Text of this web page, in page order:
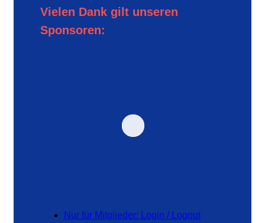
Vielen Dank gilt unseren
Sponsoren:
Nur für Mitglieder: Login / Logout